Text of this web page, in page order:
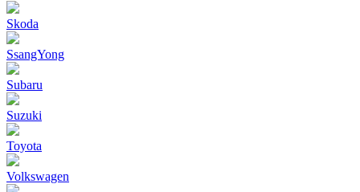
Skoda
SsangYong
Subaru
Suzuki
Toyota
Volkswagen